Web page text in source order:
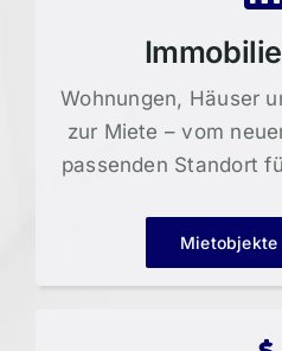
Wohnungen, Häuser
zur Miete – vom
passenden Standort
Mietobjekte